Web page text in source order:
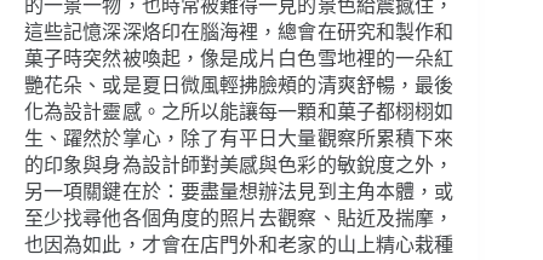
的一景一物，也時常被難得一見的景色給震撼住，
這些記憶深深烙印在腦海裡，總會在研究和製作和
菓子時突然被喚起，像是成片白色雪地裡的一朵紅
艷花朵、或是夏日微風輕拂臉頰的清爽舒暢，最後
化為設計靈感。之所以能讓每一顆和菓子都栩栩如
生、躍然於掌心，除了有平日大量觀察所累積下來
的印象與身為設計師對美感與色彩的敏銳度之外，
另一項關鍵在於：要盡量想辦法見到主角本體，或
至少找尋他各個角度的照片去觀察、貼近及揣摩，
也因為如此，才會在店門外和老家的山上精心栽種